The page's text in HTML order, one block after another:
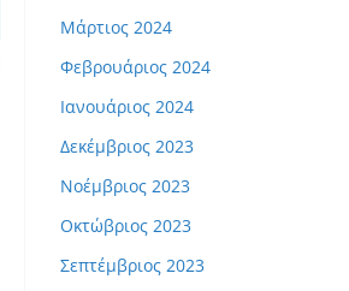
Μάρτιος 2024
Φεβρουάριος 2024
Ιανουάριος 2024
Δεκέμβριος 2023
Νοέμβριος 2023
Οκτώβριος 2023
Σεπτέμβριος 2023